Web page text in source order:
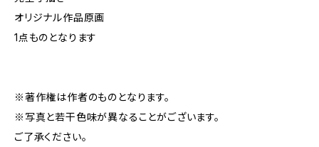
オリジナル作品原画
1点ものとなります
※著作権は作者のものとなります。
※写真と若干色味が異なることがございます。
ご了承ください。